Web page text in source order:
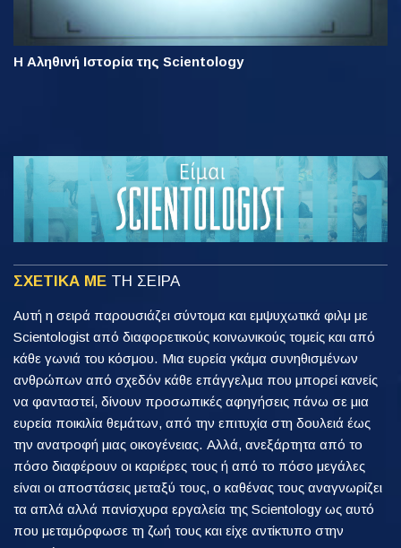
Η Αληθινή Ιστορία της Scientology
ΣΧΕΤΙΚΑ ΜΕ ΤΗ ΣΕΙΡΑ
Αυτή η σειρά παρουσιάζει σύντομα και εμψυχωτικά φιλμ με
Scientologist από διαφορετικούς κοινωνικούς τομείς και από
κάθε γωνιά του κόσμου. Μια ευρεία γκάμα συνηθισμένων
ανθρώπων από σχεδόν κάθε επάγγελμα που μπορεί κανείς
να φανταστεί, δίνουν προσωπικές αφηγήσεις πάνω σε μια
ευρεία ποικιλία θεμάτων, από την επιτυχία στη δουλειά έως
την ανατροφή μιας οικογένειας. Αλλά, ανεξάρτητα από το
πόσο διαφέρουν οι καριέρες τους ή από το πόσο μεγάλες
είναι οι αποστάσεις μεταξύ τους, ο καθένας τους αναγνωρίζει
τα απλά αλλά πανίσχυρα εργαλεία της Scientology ως αυτό
που μεταμόρφωσε τη ζωή τους και είχε αντίκτυπο στην